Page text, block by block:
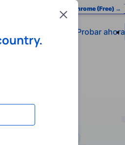
Add to Chrome (Free) →
Probar ahora
Close